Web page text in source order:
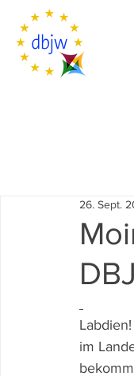
26. Sept.
im